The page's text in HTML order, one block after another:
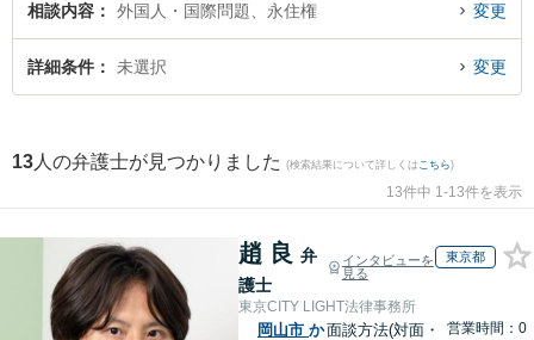
『永住権のトラブル解決の実績豊富な近くの弁護士を検索したい』『初回相談
無料で永住権を法律相談できる岡山市内の弁護士に相談予約したい』などでお
困りの相談者さんにおすすめです。
相談内容 外国人・国際問題、永住権 変更
詳細条件 未選択 変更
13 人の弁護士が見つかりました (検索結果について詳しくは こちら)
13件中 1-13件を表示
趙 良 弁
護士
インタビューを
見る
東京都
東京CITY LIGHT法律事務所
岡山市 か面談方法(対面・
営業時間：0